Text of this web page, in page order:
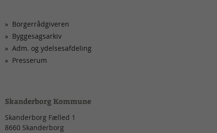
Borgerrådgiveren
Byggesagsarkiv
Adm. og ydelsesafdeling
Presserum
Skanderborg Kommune
Skanderborg Fælled 1
8660 Skanderborg